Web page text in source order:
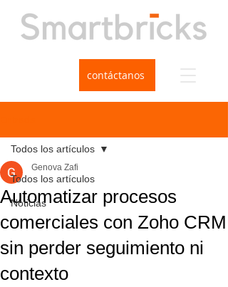
contáctanos
Todos los artículos
Noticias
Todos los artículos
Automatizar procesos
comerciales con Zoho CRM
sin perder seguimiento ni
contexto
Genova Zafi